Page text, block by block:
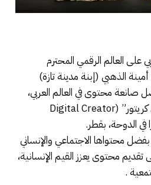
على العالم الرقمي المحترم
الذهبي (إبنة مدينة تازة)
صانعة محتوى في العالم العربي،
خلال حفل جوائز “ديجيتال كريتور” (Digital Creator
محتواها الاجتماعي والإنساني
محتوى يعزز القيم الإنسانية،
.